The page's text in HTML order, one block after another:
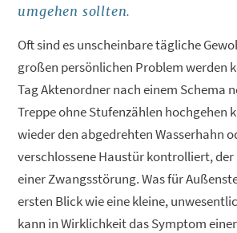
umgehen sollten.
Oft sind es unscheinbare tägliche
großen persönlichen Problem werden
Tag Aktenordner nach einem Schema
Treppe ohne Stufenzählen hochgehen
wieder den abgedrehten Wasserhahn
verschlossene Haustür kontrolliert,
einer Zwangsstörung. Was für
ersten Blick wie eine kleine,
kann in Wirklichkeit das Symptom